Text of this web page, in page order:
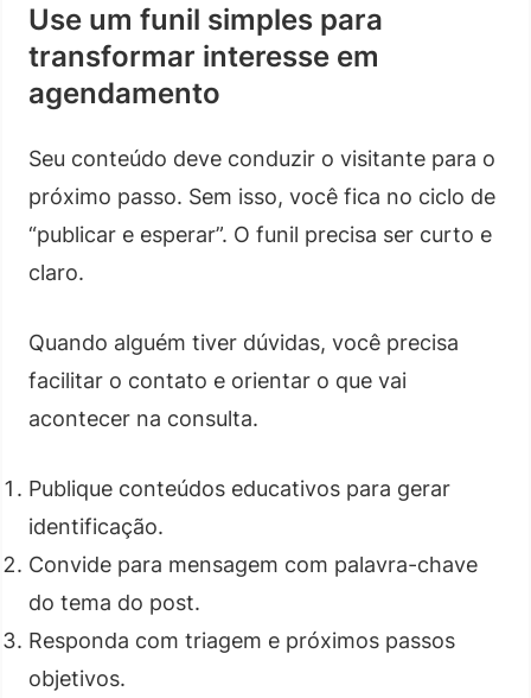
Use um funil simples para
transformar interesse em
agendamento
Seu conteúdo deve conduzir o visitante para o
próximo passo. Sem isso, você fica no ciclo de
“publicar e esperar”. O funil precisa ser curto e
claro.
Quando alguém tiver dúvidas, você precisa
facilitar o contato e orientar o que vai
acontecer na consulta.
Publique conteúdos educativos para gerar
identificação.
Convide para mensagem com palavra-chave
do tema do post.
Responda com triagem e próximos passos
objetivos.